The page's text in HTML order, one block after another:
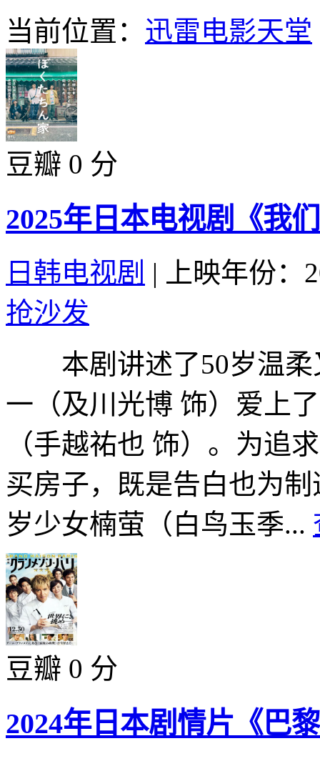
当前位置： 迅雷电影天堂
豆瓣 0 分
2025年日本电视剧《我
日韩电视剧 |
上映年份：
抢沙发
本剧讲述了50岁温柔
一（及川光博 饰）爱上
（手越祐也 饰）。为追
买房子，既是告白也为
岁少女楠萤（白鸟玉季...
豆瓣 0 分
2024年日本剧情片《巴